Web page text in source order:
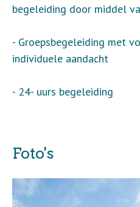
begeleiding door middel
- Groepsbegeleiding met
individuele aandacht
- 24- uurs begeleiding
Foto's